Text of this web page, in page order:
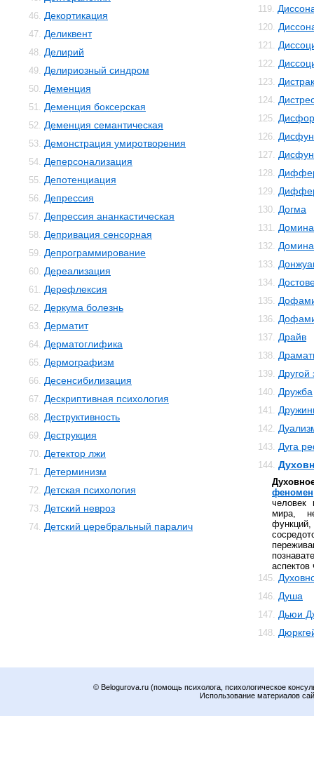
46. Декортикация
47. Деликвент
48. Делирий
49. Делириозный синдром
50. Деменция
51. Деменция боксерская
52. Деменция семантическая
53. Демонстрация умиротворения
54. Деперсонализация
55. Депотенциация
56. Депрессия
57. Депрессия ананкастическая
58. Депривация сенсорная
59. Депрограммирование
60. Дереализация
61. Дерефлексия
62. Деркума болезнь
63. Дерматит
64. Дерматоглифика
65. Дермографизм
66. Десенсибилизация
67. Дескриптивная психология
68. Деструктивность
69. Деструкция
70. Детектор лжи
71. Детерминизм
72. Детская психология
73. Детский невроз
74. Детский церебральный паралич
119.
120.
121.
122.
123.
124.
125.
126.
127.
128.
129.
130. Догма
131.
132.
133.
134.
135.
136.
137. Драйв
138.
139.
140. Дружба
141.
142.
143. Дуга
144.
феномен
человек
мира,
аспектов
145.
146. Душа
147. Дьюи
148.
© Belogurova.ru (помощь психолога, психологическое
Использование материалов